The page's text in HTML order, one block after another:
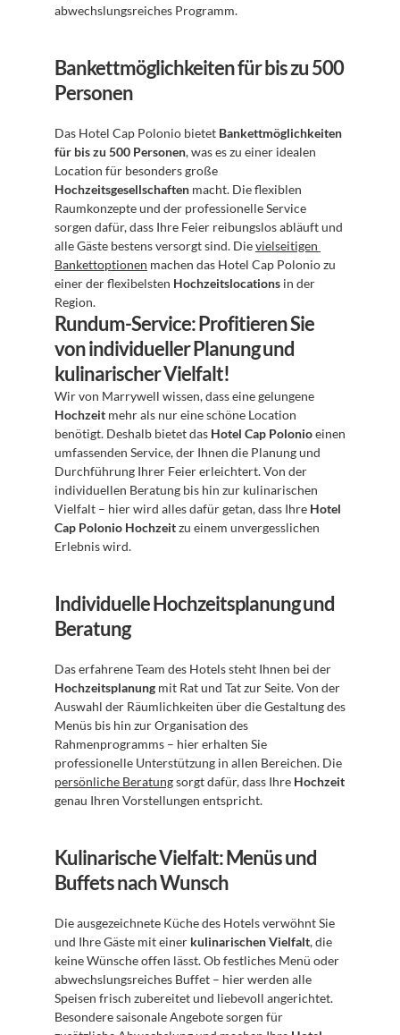
abwechslungsreiches Programm.
Bankettmöglichkeiten für bis zu 500
Personen
Das Hotel Cap Polonio bietet Bankettmöglichkeiten
für bis zu 500 Personen, was es zu einer idealen
Hochzeitsgesellschaften macht. Die flexiblen
Raumkonzepte und der professionelle Service
sorgen dafür, dass Ihre Feier reibungslos abläuft und
alle Gäste bestens versorgt sind. Die vielseitigen
Bankettoptionen machen das Hotel Cap Polonio zu
einer der flexibelsten Hochzeitslocations in der
Region.
Rundum-Service: Profitieren Sie
von individueller Planung und
kulinarischer Vielfalt!
Hochzeit mehr als nur eine schöne Location
benötigt. Deshalb bietet das Hotel Cap Polonio einen
umfassenden Service, der Ihnen die Planung und
Durchführung Ihrer Feier erleichtert. Von der
individuellen Beratung bis hin zur kulinarischen
Vielfalt – hier wird alles dafür getan, dass Ihre Hotel
Cap Polonio Hochzeit zu einem unvergesslichen
Erlebnis wird.
Individuelle Hochzeitsplanung und
Beratung
Hochzeitsplanung mit Rat und Tat zur Seite. Von der
Auswahl der Räumlichkeiten über die Gestaltung des
Menüs bis hin zur Organisation des
Rahmenprogramms – hier erhalten Sie
persönliche Beratung sorgt dafür, dass Ihre Hochzeit
genau Ihren Vorstellungen entspricht.
Kulinarische Vielfalt: Menüs und
Buffets nach Wunsch
Die ausgezeichnete Küche des Hotels verwöhnt Sie
und Ihre Gäste mit einer kulinarischen Vielfalt, die
keine Wünsche offen lässt. Ob festliches Menü oder
abwechslungsreiches Buffet – hier werden alle
Speisen frisch zubereitet und liebevoll angerichtet.
Besondere saisonale Angebote sorgen für